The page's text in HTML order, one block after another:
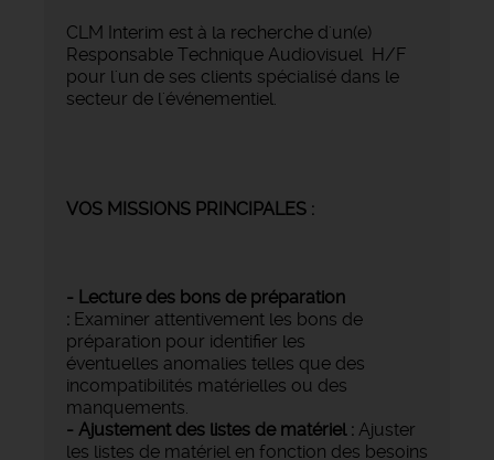
CLM Interim est à la recherche d'un(e)
Responsable Technique Audiovisuel H/F
pour l'un de ses clients spécialisé dans le
secteur de l'événementiel.
VOS MISSIONS PRINCIPALES :
- Lecture des bons de préparation
: Examiner attentivement les bons de
préparation pour identifier les
éventuelles anomalies telles que des
incompatibilités matérielles ou des
manquements.
- Ajustement des listes de matériel : Ajuster
les listes de matériel en fonction des besoins